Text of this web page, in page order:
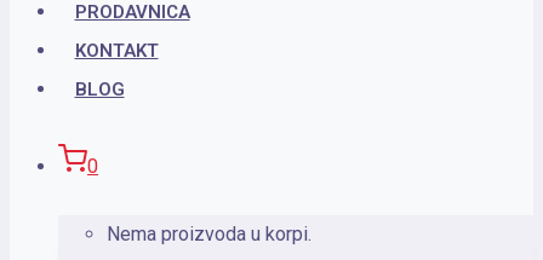
PRODAVNICA
KONTAKT
BLOG
0
Nema proizvoda u korpi.